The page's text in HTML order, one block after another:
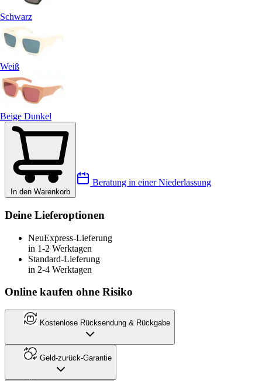
Schwarz
Weiß
Beige Dunkel
In den Warenkorb
Beratung in einer Niederlassung
Deine Lieferoptionen
NeuExpress-Lieferung
in 1-2 Werktagen
Standard-Lieferung
in 2-4 Werktagen
Online kaufen ohne Risiko
Kostenlose Rücksendung & Rückgabe
Geld-zurück-Garantie